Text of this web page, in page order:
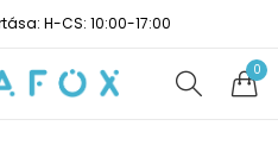
H-CS: 10:00-17:00
0